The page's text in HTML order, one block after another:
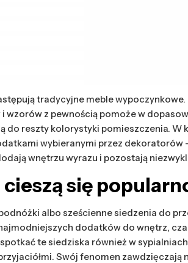
tradycyjne meble
wzorów z pewnością pomoże w
do reszty kolorystyki pomieszczenia. W
wybieranymi przez
wnętrzu wyrazu i pozostają
cieszą się
albo sześcienne siedzenia do
dodatków do wnętrz,
te siedziska również w
Swój fenomen